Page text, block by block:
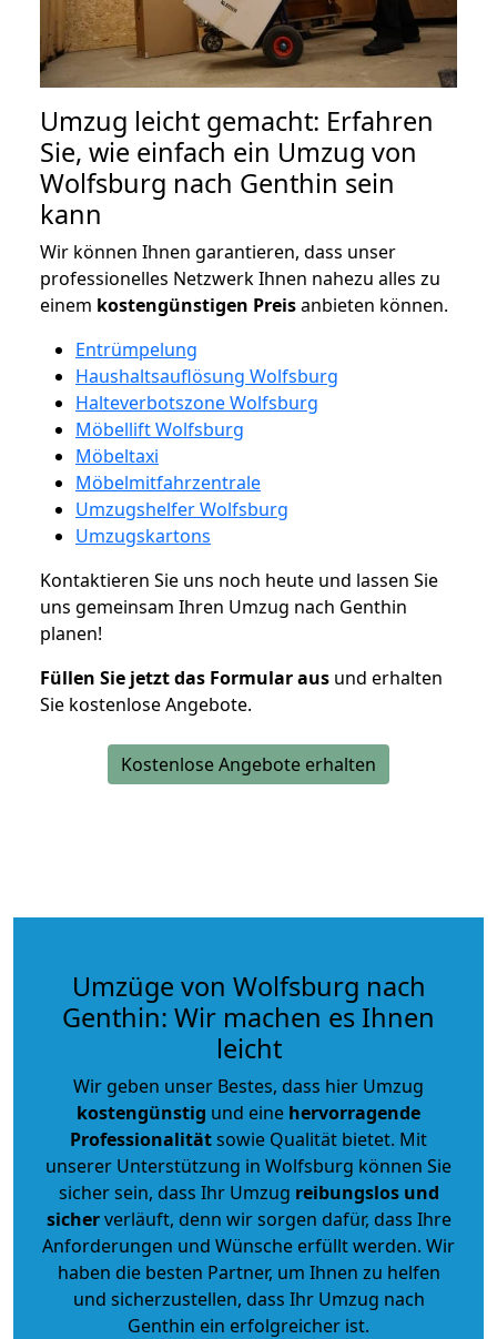
Umzug leicht gemacht: Erfahren
Sie, wie einfach ein Umzug von
Wolfsburg nach Genthin sein
kann
Wir können Ihnen garantieren, dass unser
professionelles Netzwerk Ihnen nahezu alles zu
einem kostengünstigen Preisanbieten können.
Entrümpelung
Haushaltsauflösung Wolfsburg
Halteverbotszone Wolfsburg
Möbellift Wolfsburg
Möbeltaxi
Möbelmitfahrzentrale
Umzugshelfer Wolfsburg
Umzugskartons
Kontaktieren Sie uns noch heute und lassen Sie
uns gemeinsam Ihren Umzug nach Genthin
planen!
Füllen Sie jetzt das Formular aus und erhalten
Sie kostenlose Angebote.
Kostenlose Angebote erhalten
Umzüge von Wolfsburg nach
Genthin: Wir machen es Ihnen
leicht
Wir geben unser Bestes, dass hier Umzug
kostengünstig und eine hervorragende
Professionalitätsowie Qualität bietet. Mit
unserer Unterstützung in Wolfsburg können Sie
sicher sein, dass Ihr Umzug reibungslos und
sicherverläuft, denn wir sorgen dafür, dass Ihre
Anforderungen und Wünsche erfüllt werden. Wir
haben die besten Partner, um Ihnen zu helfen
und sicherzustellen, dass Ihr Umzug nach
Genthin ein erfolgreicher ist.